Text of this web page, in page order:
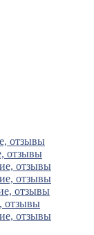
отзывы
отзывы
отзывы
отзывы
отзывы
отзывы
отзывы